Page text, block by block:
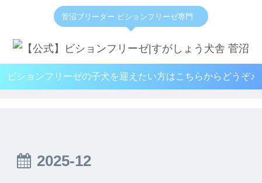
菅沼ブリーダー ビションフリーゼ専門
ビションフリーゼの子犬を迎えたい方はこちらからどうぞ♪
2025-12